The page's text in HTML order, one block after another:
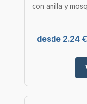
con anilla y
desde 2.24 €